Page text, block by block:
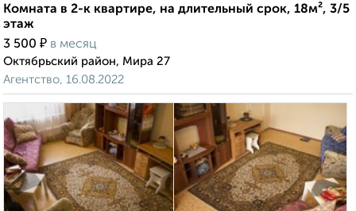
Комната в 2-к квартире, на длительный срок, 18м², 3/5
этаж
3 500 ₽ в месяц
Октябрьский район, Мира 27
Агентство, 16.08.2022